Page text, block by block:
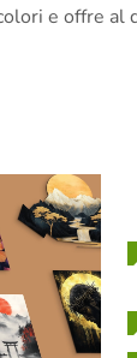
e offre al